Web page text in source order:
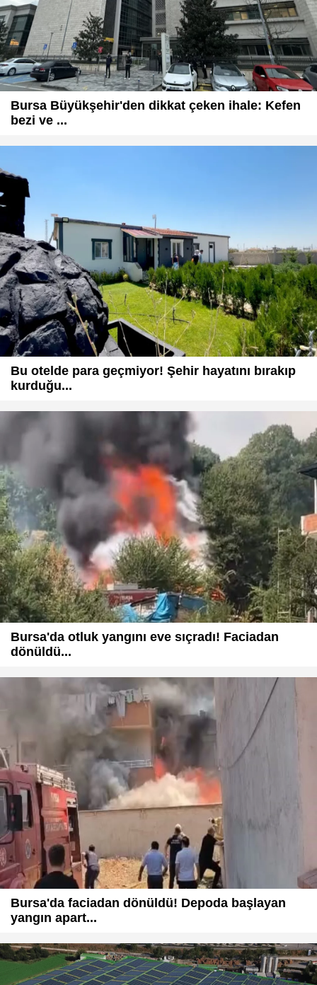
Bursa Büyükşehir'den dikkat çeken ihale: Kefen
bezi ve ...
Bu otelde para geçmiyor! Şehir hayatını bırakıp
kurduğu...
Bursa'da otluk yangını eve sıçradı! Faciadan
dönüldü...
Bursa'da faciadan dönüldü! Depoda başlayan
yangın apart...